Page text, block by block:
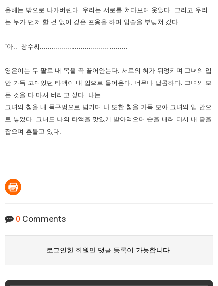
윤해는 밖으로 나가버린다. 우리는 서로를 쳐다보며 웃었다.
그리고 우리
는 누가 먼저 할 것 없이 깊은 포옹을 하며 입술을 부딪쳐 갔다.
“아... 창수씨.............................................”
영은이는 두 팔로 내 목을 꼭 끌어안는다. 서로의 혀가 뒤엉키며 그녀의 입
안 가득 고여있던 타액이 내 입으로 들어온다. 너무나 달콤하다. 그녀의 모
든 것을 다 마셔 버리고 싶다. 나는
그녀의 침을 내 목구멍으로 넘기며 나 또한 침을 가득 모아 그녀의 입 안으
로 넣었다.
그녀도 나의 타액을 맛있게 받아먹으며 손을 내려 다시 내 좆을
잡으며 흔들고 있다.
0 Comments
로그인한 회원만 댓글 등록이 가능합니다.